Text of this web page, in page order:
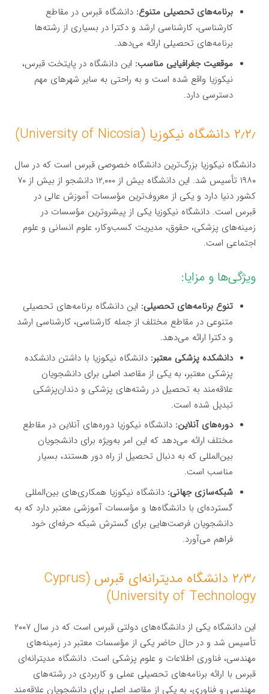
برنامه‌های تحصیلی متنوع: دانشگاه قبرس در مقاطع
کارشناسی، کارشناسی ارشد و دکترا در بسیاری از رشته‌ها
برنامه‌های تحصیلی ارائه می‌دهد.
موقعیت جغرافیایی مناسب: این دانشگاه در پایتخت قبرس،
نیکوزیا واقع شده است و به راحتی به سایر شهرهای مهم
دسترسی دارد.
۲٫۲٫ دانشگاه نیکوزیا (University of Nicosia)
دانشگاه نیکوزیا بزرگ‌ترین دانشگاه خصوصی قبرس است که در سال
۱۹۸۰ تأسیس شد. این دانشگاه بیش از ۱۲,۰۰۰ دانشجو از بیش از ۷۰
کشور دنیا دارد و یکی از معروف‌ترین مؤسسات آموزش عالی در
قبرس است. دانشگاه نیکوزیا یکی از پیشروترین مؤسسات در
زمینه‌های پزشکی، حقوق، مدیریت کسب‌وکار، علوم انسانی و علوم
اجتماعی است.
ویژگی‌ها و مزایا:
تنوع برنامه‌های تحصیلی: این دانشگاه برنامه‌های تحصیلی
متنوعی در مقاطع مختلف از جمله کارشناسی، کارشناسی ارشد
و دکترا ارائه می‌دهد.
دانشکده پزشکی معتبر: دانشگاه نیکوزیا با داشتن دانشکده
پزشکی معتبر، به یکی از مقاصد اصلی برای دانشجویان
علاقه‌مند به تحصیل در رشته‌های پزشکی و دندان‌پزشکی
تبدیل شده است.
دوره‌های آنلاین: دانشگاه نیکوزیا دوره‌های آنلاین در مقاطع
مختلف ارائه می‌دهد که این امر به‌ویژه برای دانشجویان
بین‌المللی که به دنبال تحصیل از راه دور هستند، بسیار
مناسب است.
شبکه‌سازی جهانی: دانشگاه نیکوزیا همکاری‌های بین‌المللی
گسترده‌ای با دانشگاه‌ها و مؤسسات آموزشی معتبر دارد که به
دانشجویان فرصت‌هایی برای گسترش شبکه حرفه‌ای خود
فراهم می‌آورد.
۲٫۳٫ دانشگاه مدیترانه‌ای قبرس (Cyprus
University of Technology)
این دانشگاه یکی از دانشگاه‌های دولتی قبرس است که در سال ۲۰۰۷
تأسیس شد و در حال حاضر یکی از مؤسسات معتبر در زمینه‌های
مهندسی، فناوری اطلاعات و علوم پزشکی است. دانشگاه مدیترانه‌ای
قبرس با ارائه برنامه‌های تحصیلی عملی و کاربردی در رشته‌های
مهندسی و فناوری، به یکی از مقاصد اصلی برای دانشجویان علاقه‌مند